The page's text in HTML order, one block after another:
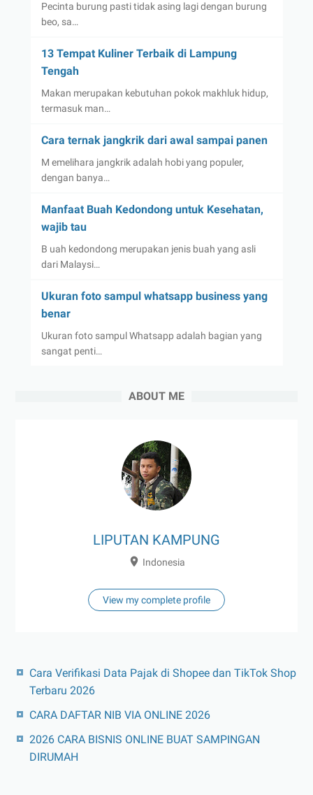
Pecinta burung pasti tidak asing lagi dengan burung
beo, sa…
13 Tempat Kuliner Terbaik di Lampung
Tengah
Makan merupakan kebutuhan pokok makhluk hidup,
termasuk man…
Cara ternak jangkrik dari awal sampai panen
M emelihara jangkrik adalah hobi yang populer,
dengan banya…
Manfaat Buah Kedondong untuk Kesehatan,
wajib tau
B uah kedondong merupakan jenis buah yang asli
dari Malaysi…
Ukuran foto sampul whatsapp business yang
benar
Ukuran foto sampul Whatsapp adalah bagian yang
sangat penti…
ABOUT ME
LIPUTAN KAMPUNG
Indonesia
View my complete profile
Cara Verifikasi Data Pajak di Shopee dan TikTok Shop
Terbaru 2026
CARA DAFTAR NIB VIA ONLINE 2026
2026 CARA BISNIS ONLINE BUAT SAMPINGAN
DIRUMAH